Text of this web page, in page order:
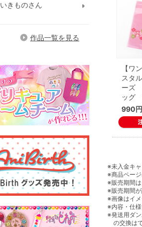
【ワ
スタ
ーズ
ッグ
990円
※未入金キ
※商品ペー
※販売期間
※販売期間
※画像はイ
※内容・仕様
※発送用ダ
の交換は
いきものさん
作品一覧を見る